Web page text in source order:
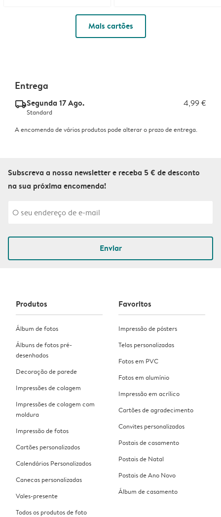
Mais cartões
Entrega
delivery_standard_v2Segunda 17 Ago. 4,99 €
Standard
A encomenda de vários produtos pode alterar o prazo de entrega.
Subscreva a nossa newsletter e receba 5 € de desconto
na sua próxima encomenda!
Enviar
Produtos
Álbum de fotos
Álbuns de fotos pré-
desenhados
Decoração de parede
Impressões de colagem
Impressões de colagem com
moldura
Impressão de fotos
Cartões personalizados
Calendários Personalizados
Canecas personalizadas
Vales-presente
Todos os produtos de foto
Favoritos
Impressão de pósters
Telas personalizadas
Fotos em PVC
Fotos em alumínio
Impressão em acrílico
Cartões de agradecimento
Convites personalizados
Postais de casamento
Postais de Natal
Postais de Ano Novo
Álbum de casamento